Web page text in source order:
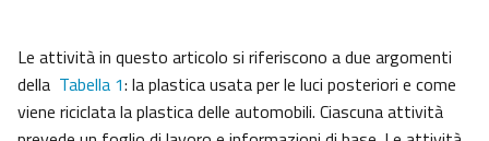
Le attività in questo articolo si riferiscono a due argomenti
della Tabella 1: la plastica usata per le luci posteriori e come
viene riciclata la plastica delle automobili. Ciascuna attività